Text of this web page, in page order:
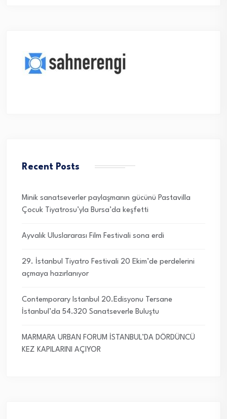
Recent Posts
Minik sanatseverler paylaşmanın gücünü Pastavilla
Çocuk Tiyatrosu’yla Bursa’da keşfetti
Ayvalık Uluslararası Film Festivali sona erdi
29. İstanbul Tiyatro Festivali 20 Ekim’de perdelerini
açmaya hazırlanıyor
Contemporary Istanbul 20.Edisyonu Tersane
İstanbul’da 54.320 Sanatseverle Buluştu
MARMARA URBAN FORUM İSTANBUL’DA DÖRDÜNCÜ
KEZ KAPILARINI AÇIYOR